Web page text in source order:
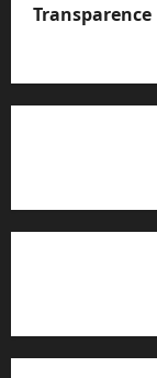
Transparence